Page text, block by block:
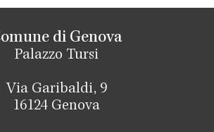
di Genova
Palazzo Tursi
Via Garibaldi, 9
16124 Genova